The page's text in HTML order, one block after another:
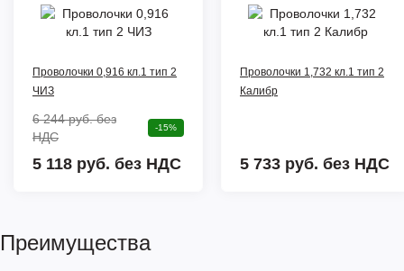
Проволочки 0,916 кл.1 тип 2
ЧИЗ
6 244 руб.без
НДС
-15%
5 118 руб. без НДС
Проволочки 1,732 кл.1 тип 2
Калибр
5 733 руб. без НДС
Преимущества